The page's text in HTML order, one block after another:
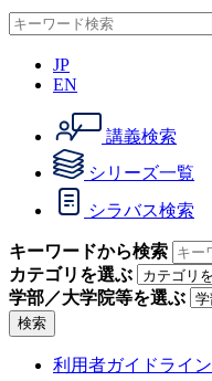
JP
EN
講義検索
シリーズ一覧
シラバス検索
キーワードから検索
カテゴリを選ぶ
学部／大学院等を選ぶ
検索
利用者ガイドライン